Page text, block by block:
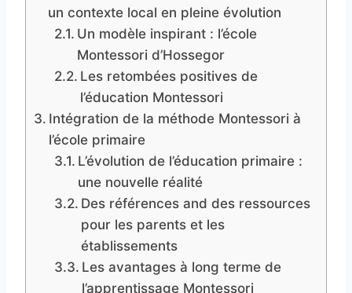
un contexte local en pleine évolution
Un modèle inspirant : l’école
Montessori d’Hossegor
Les retombées positives de
l’éducation Montessori
Intégration de la méthode Montessori à
l’école primaire
L’évolution de l’éducation primaire :
une nouvelle réalité
Des références and des ressources
pour les parents et les
établissements
Les avantages à long terme de
l’apprentissage Montessori